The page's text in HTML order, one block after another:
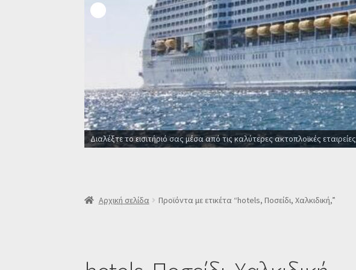
Διαλέξτε το εισιτήριό σας μέσα από τις καλύτερες ακτοπλοϊκές εταιρείες
Αρχική σελίδα Προϊόντα με ετικέτα “hotels, Ποσείδι, Χαλκιδική,”